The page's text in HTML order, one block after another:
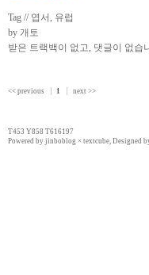
Tag // 엽서, 유럽
by 개토
받은 트랙백이 없고, 댓글이 없습
<< previous 1 next >>
T453 Y858 T616197
Powered by jinboblog × textcube, Designed